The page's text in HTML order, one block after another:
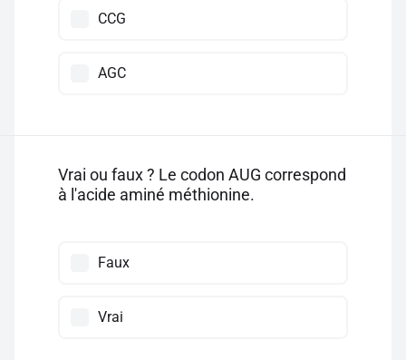
CCG
AGC
Vrai ou faux ? Le codon AUG correspond
à l'acide aminé méthionine.
Faux
Vrai